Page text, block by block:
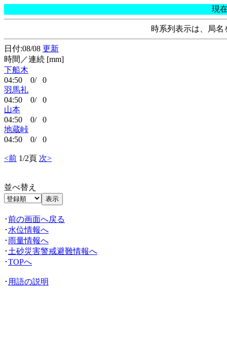
現
時系列表示は、局
日付:08/08 更新
時間／連続 [mm]
下船木
04:50 0/ 0
羽馬礼
04:50 0/ 0
山本
04:50 0/ 0
地蔵峠
04:50 0/ 0
<前 1/2頁 次>
並べ替え
･前の画面へ戻る
･ 水位情報へ
･雨量情報へ
･ 土砂災害警戒避難情報へ
･TOPへ
･ 用語の説明